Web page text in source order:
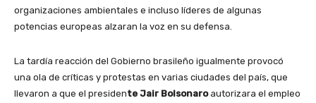
organizaciones ambientales e incluso líderes de algunas
potencias europeas alzaran la voz en su defensa.
La tardía reacción del Gobierno brasileño igualmente provocó
una ola de críticas y protestas en varias ciudades del país, que
llevaron a que el presidente Jair Bolsonaroautorizara el empleo